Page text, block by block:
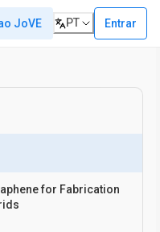
JoVE PT Entrar
for Fabrication